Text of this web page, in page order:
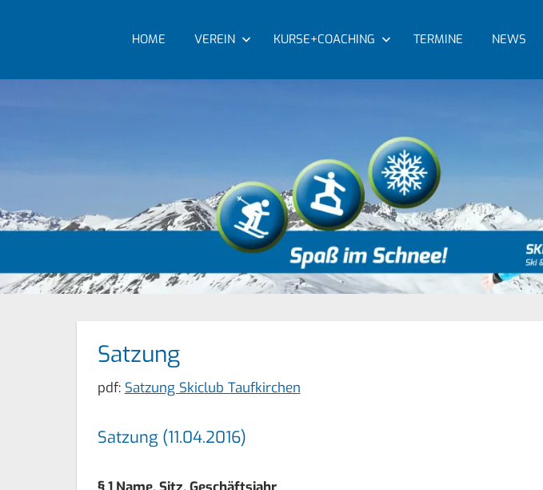
Schnee!
HOME VEREIN KURSE+COACHING TERMINE NEWS
Satzung
pdf: Satzung Skiclub Taufkirchen
Satzung (11.04.2016)